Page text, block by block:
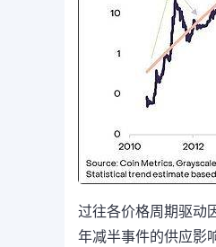
过往各价格周期驱动
年减半事件的供应影